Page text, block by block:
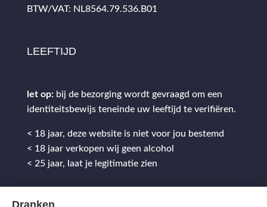
BTW/VAT: NL8564.79.536.B01
LEEFTIJD
let op: bij de bezorging wordt gevraagd om een
identiteitsbewijs teneinde uw leeftijd te verifiëren.
< 18 jaar, deze website is niet voor jou bestemd
< 18 jaar verkopen wij geen alcohol
< 25 jaar, laat je legitimatie zien
Dranken